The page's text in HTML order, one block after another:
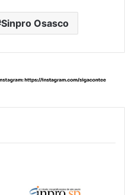
Sinpro Osasco